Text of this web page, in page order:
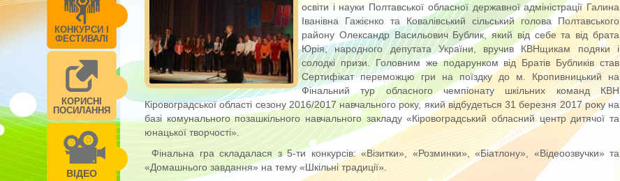
КОНКУРСИ І
ФЕСТИВАЛІ
КОРИСНІ
ПОСИЛАННЯ
ВІДЕО
освіти і науки Полтавської обласної державної адміністрації Галина
Іванівна Гажієнко та Ковалівський сільський голова Полтавського
району Олександр Васильович Бублик, який від себе та від брата
Юрія, народного депутата України, вручив КВНщикам подяки і
солодкі призи. Головним же подарунком від Братів Бубликів став
Сертифікат переможцю гри на поїздку до м. Кропивницький на
Фінальний тур обласного чемпіонату шкільних команд КВН
Кіровоградської області сезону 2016/2017 навчального року, який відбудеться 31 березня 2017 року на
базі комунального позашкільного навчального закладу «Кіровоградський обласний центр дитячої та
юнацької творчості».
Фінальна гра складалася з 5-ти конкурсів: «Візитки», «Розминки», «Біатлону», «Відеоозвучки» та
«Домашнього завдання» на тему «Шкільні традиції».